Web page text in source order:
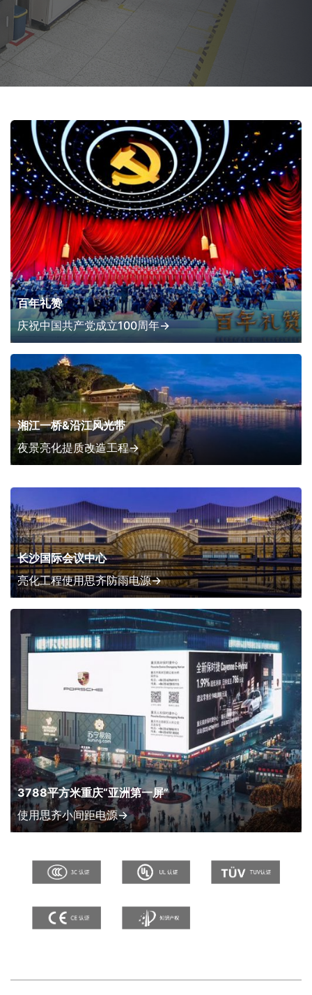
百年礼赞
庆祝中国共产党成立100周年→
湘江一桥&沿江风光带
夜景亮化提质改造工程→
长沙国际会议中心
亮化工程使用思齐防雨电源→
3788平方米重庆“亚洲第一屏”
使用思齐小间距电源→